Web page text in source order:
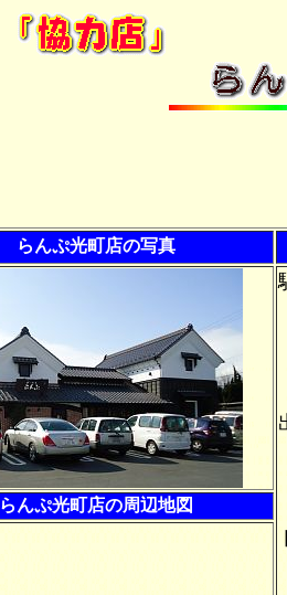
らんぷ光町店の写真
らんぷ光町店の周辺地図